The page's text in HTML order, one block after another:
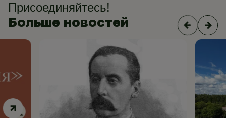
Присоединяйтесь!
Больше новостей